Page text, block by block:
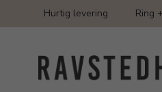
Hurtig levering Ring